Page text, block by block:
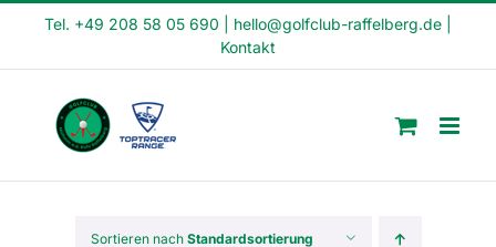
Tel. +49 208 58 05 690 hello@golfclub-raffelberg.de
Kontakt
Sortieren nach Standardsortierung